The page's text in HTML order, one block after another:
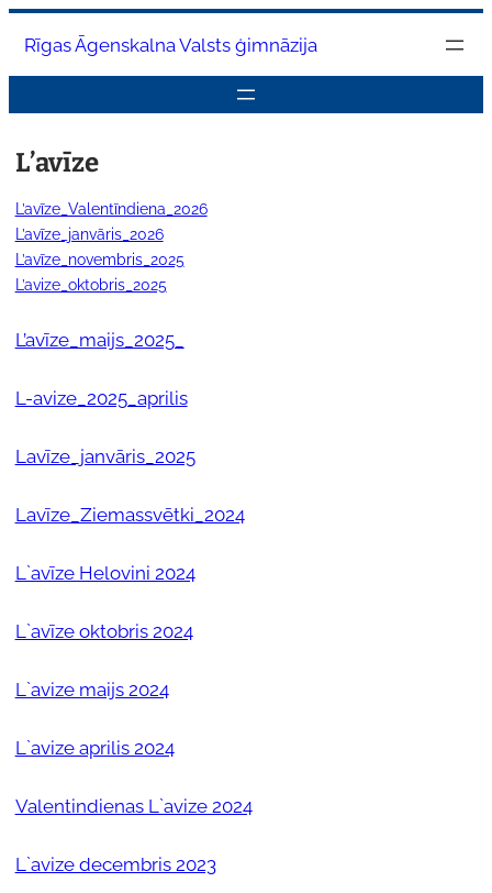
uzRīgas Āgenskalna Valsts ģimnāzija
L’avīze
L’avīze_Valentīndiena_2026
L’avīze_janvāris_2026
L’avīze_novembris_2025
L’avize_oktobris_2025
L’avīze_maijs_2025_
L-avize_2025_aprilis
Lavīze_janvāris_2025
Lavīze_Ziemassvētki_2024
L`avīze Helovini 2024
L`avīze oktobris 2024
L`avize maijs 2024
L`avize aprilis 2024
Valentindienas L`avize 2024
L`avize decembris 2023